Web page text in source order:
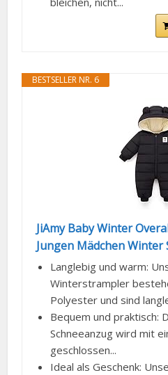
BESTSELLER NR. 6
JiAmy Baby Winter
Jungen Mädchen Winter
Langlebig und warm:
Winterstrampler
Polyester und sind
Bequem und praktisch:
Schneeanzug wird mit
geschlossen...
Ideal als Geschenk: